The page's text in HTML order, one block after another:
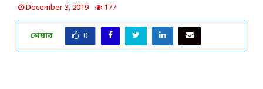
December 3, 2019 177
শেয়ার 0